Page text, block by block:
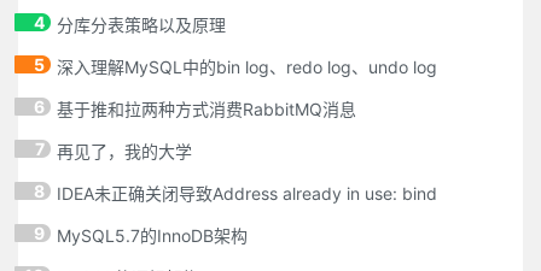
4
分库分表策略以及原理
5 深入理解MySQL中的bin log、redo log、undo log
6 基于推和拉两种方式消费RabbitMQ消息
7 再见了，我的大学
8
IDEA未正确关闭导致Address already in use: bind
9
MySQL5.7的InnoDB架构